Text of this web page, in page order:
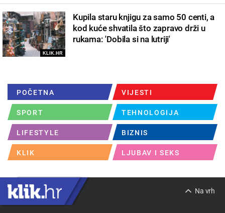
KLIK.HR
Kupila staru knjigu za samo 50 centi, a
kod kuće shvatila što zapravo drži u
rukama: 'Dobila si na lutriji'
POČETNA VIJESTI
SPORT TEHNOLOGIJA
LIFESTYLE BIZNIS
KLIK LJUBAV I SEKS
Na vrh